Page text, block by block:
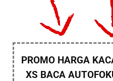
PROMO HARGA
XS BACA